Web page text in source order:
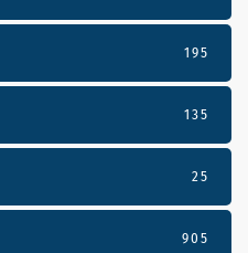
195
135
25
905